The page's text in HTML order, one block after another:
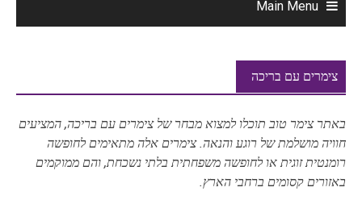
Main Menu
צימרים עם בריכה
באתר צימר טוב תוכלו למצוא מבחר של צימרים עם בריכה, המציעים
חוויה מושלמת של רוגע והנאה. צימרים אלה מתאימים לחופשה
רומנטית זוגית או לחופשה משפחתית בלתי נשכחת, והם ממוקמים
באזורים קסומים ברחבי הארץ.